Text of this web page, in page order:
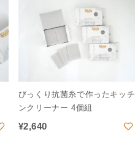
びっくり抗菌糸で作ったキッチ
ンクリーナー 4個組
¥2,640